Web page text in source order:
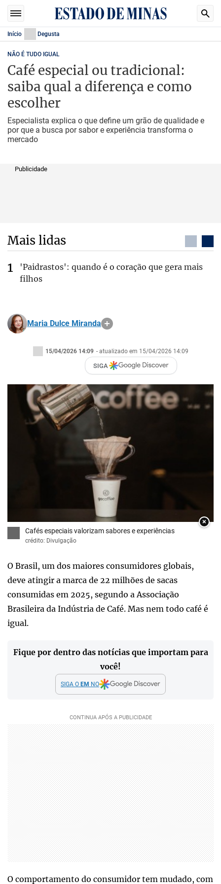
Início Degusta
NÃO É TUDO IGUAL
Café especial ou tradicional:
saiba qual a diferença e como
escolher
Especialista explica o que define um grão de qualidade e
por que a busca por sabor e experiência transforma o
mercado
Publicidade
Mais lidas
'Paidrastos': quando é o coração que gera mais
filhos
Maria Dulce Miranda
15/04/2026 14:09 - atualizado em 15/04/2026 14:09
SIGA
×
Cafés especiais valorizam sabores e experiências
crédito: Divulgação
O Brasil, um dos maiores consumidores globais,
deve atingir a marca de 22 milhões de sacas
consumidas em 2025, segundo a Associação
Brasileira da Indústria de Café. Mas nem todo café é
igual.
Fique por dentro das notícias que importam para
você!
SIGA O EM NO
O comportamento do consumidor tem mudado, com